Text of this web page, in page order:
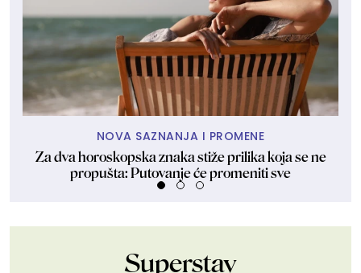
NOVA SAZNANJA I PROMENE
Za dva horoskopska znaka stiže prilika koja se ne
propušta: Putovanje će promeniti sve
Superstav